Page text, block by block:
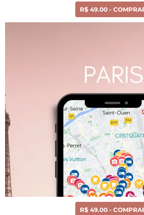
R$ 49.00 -
R$ 49.00 -